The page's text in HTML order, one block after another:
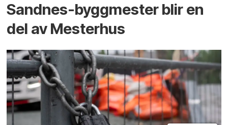
Sandnes-byggmester blir en
del av Mesterhus